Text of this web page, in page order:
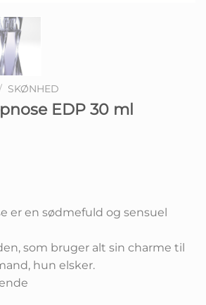
SKØNHED
EDP 30 ml
er en sødmefuld og sensuel
som bruger alt sin charme til
hun elsker.